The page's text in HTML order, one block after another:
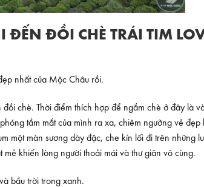
ĐỒI CHÈ TRÁI TIM
nhất của Mộc Châu rồi.
chè. Thời điểm thích hợp để ngắm chè ở đây là
tầm mắt của mình ra xa, chiêm ngưỡng vẻ đẹp
một màn sương dày đặc, che kín lối đi trên những
khiến lòng người thoải mái và thư giãn vô cùng.
bầu trời trong xanh.